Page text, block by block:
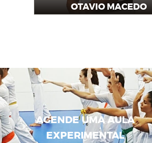
OTAVIO MACEDO
Professor
AGENDE UMA AULA
EXPERIMENTAL